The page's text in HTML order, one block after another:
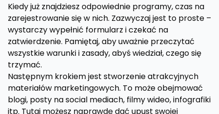
Kiedy już znajdziesz odpowiednie programy, czas na
zarejestrowanie się w nich. Zazwyczaj jest to proste –
wystarczy wypełnić formularz i czekać na
zatwierdzenie. Pamiętaj, aby uważnie przeczytać
wszystkie warunki i zasady, abyś wiedział, czego się
trzymać.
Następnym krokiem jest stworzenie atrakcyjnych
materiałów marketingowych. To może obejmować
blogi, posty na social mediach, filmy wideo, infografiki
itp. Tutaj możesz naprawdę dać upust swojej